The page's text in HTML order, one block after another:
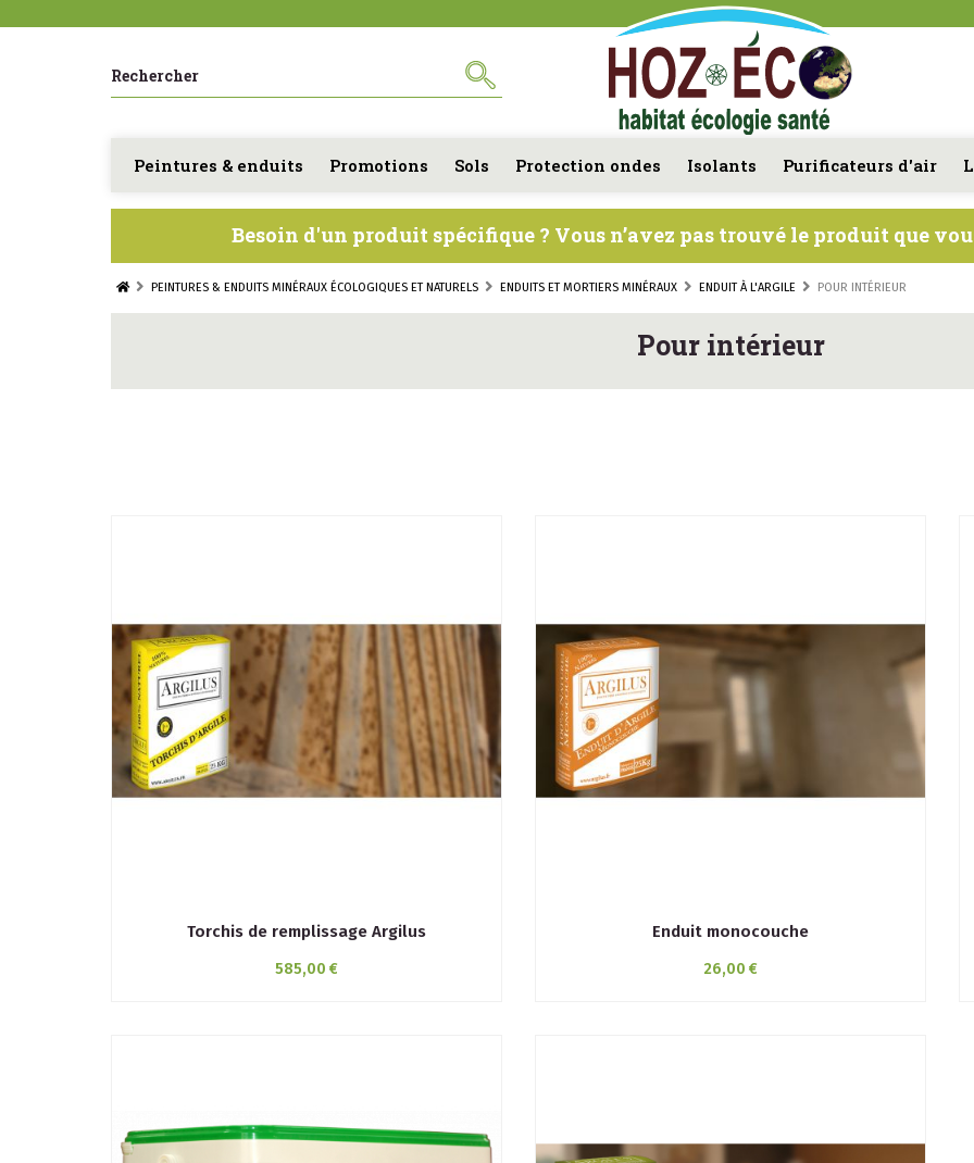
Peintures & enduits Promotions Sols Protection ondes Isolants Purificateurs d'air
Besoin d'un produit spécifique ? Vous n’avez pas trouvé le produit que
PEINTURES & ENDUITS MINÉRAUX ÉCOLOGIQUES ET NATURELS ENDUITS ET MORTIERS MINÉRAUX ENDUIT À L'ARGILE POUR INTÉRIEUR
Pour intérieur
Torchis de remplissage Argilus
585,00 €
Enduit monocouche
26,00 €